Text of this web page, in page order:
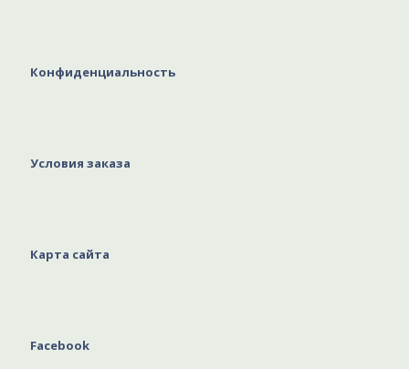
Конфиденциальность
Условия заказа
Карта сайта
Facebook